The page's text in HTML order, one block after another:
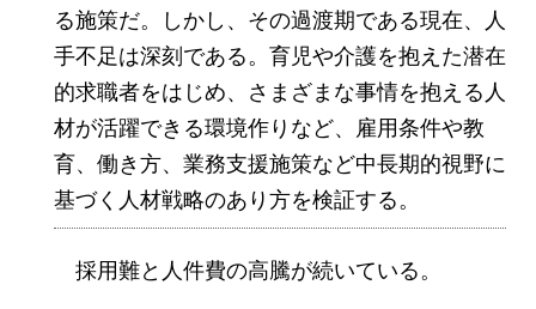
る施策だ。しかし、その過渡期である現在、人
手不足は深刻である。育児や介護を抱えた潜在
的求職者をはじめ、さまざまな事情を抱える人
材が活躍できる環境作りなど、雇用条件や教
育、働き方、業務支援施策など中長期的視野に
基づく人材戦略のあり方を検証する。
採用難と人件費の高騰が続いている。